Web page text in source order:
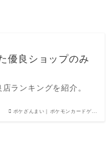
ポケざんまい | ポケモンカードゲ...
優良ショップのみ
ランキングを紹介。